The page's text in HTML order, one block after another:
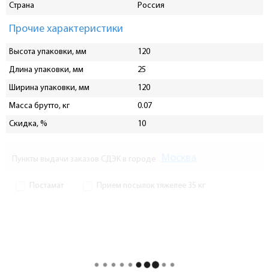
Страна
Россия
Прочие характеристики
Высота упаковки, мм
120
Длина упаковки, мм
25
Ширина упаковки, мм
120
Масса брутто, кг
0.07
Скидка, %
10
Пункты выдачи заказов СДЭК в городе
Постамат Прием посылок тяжелее 35 кг